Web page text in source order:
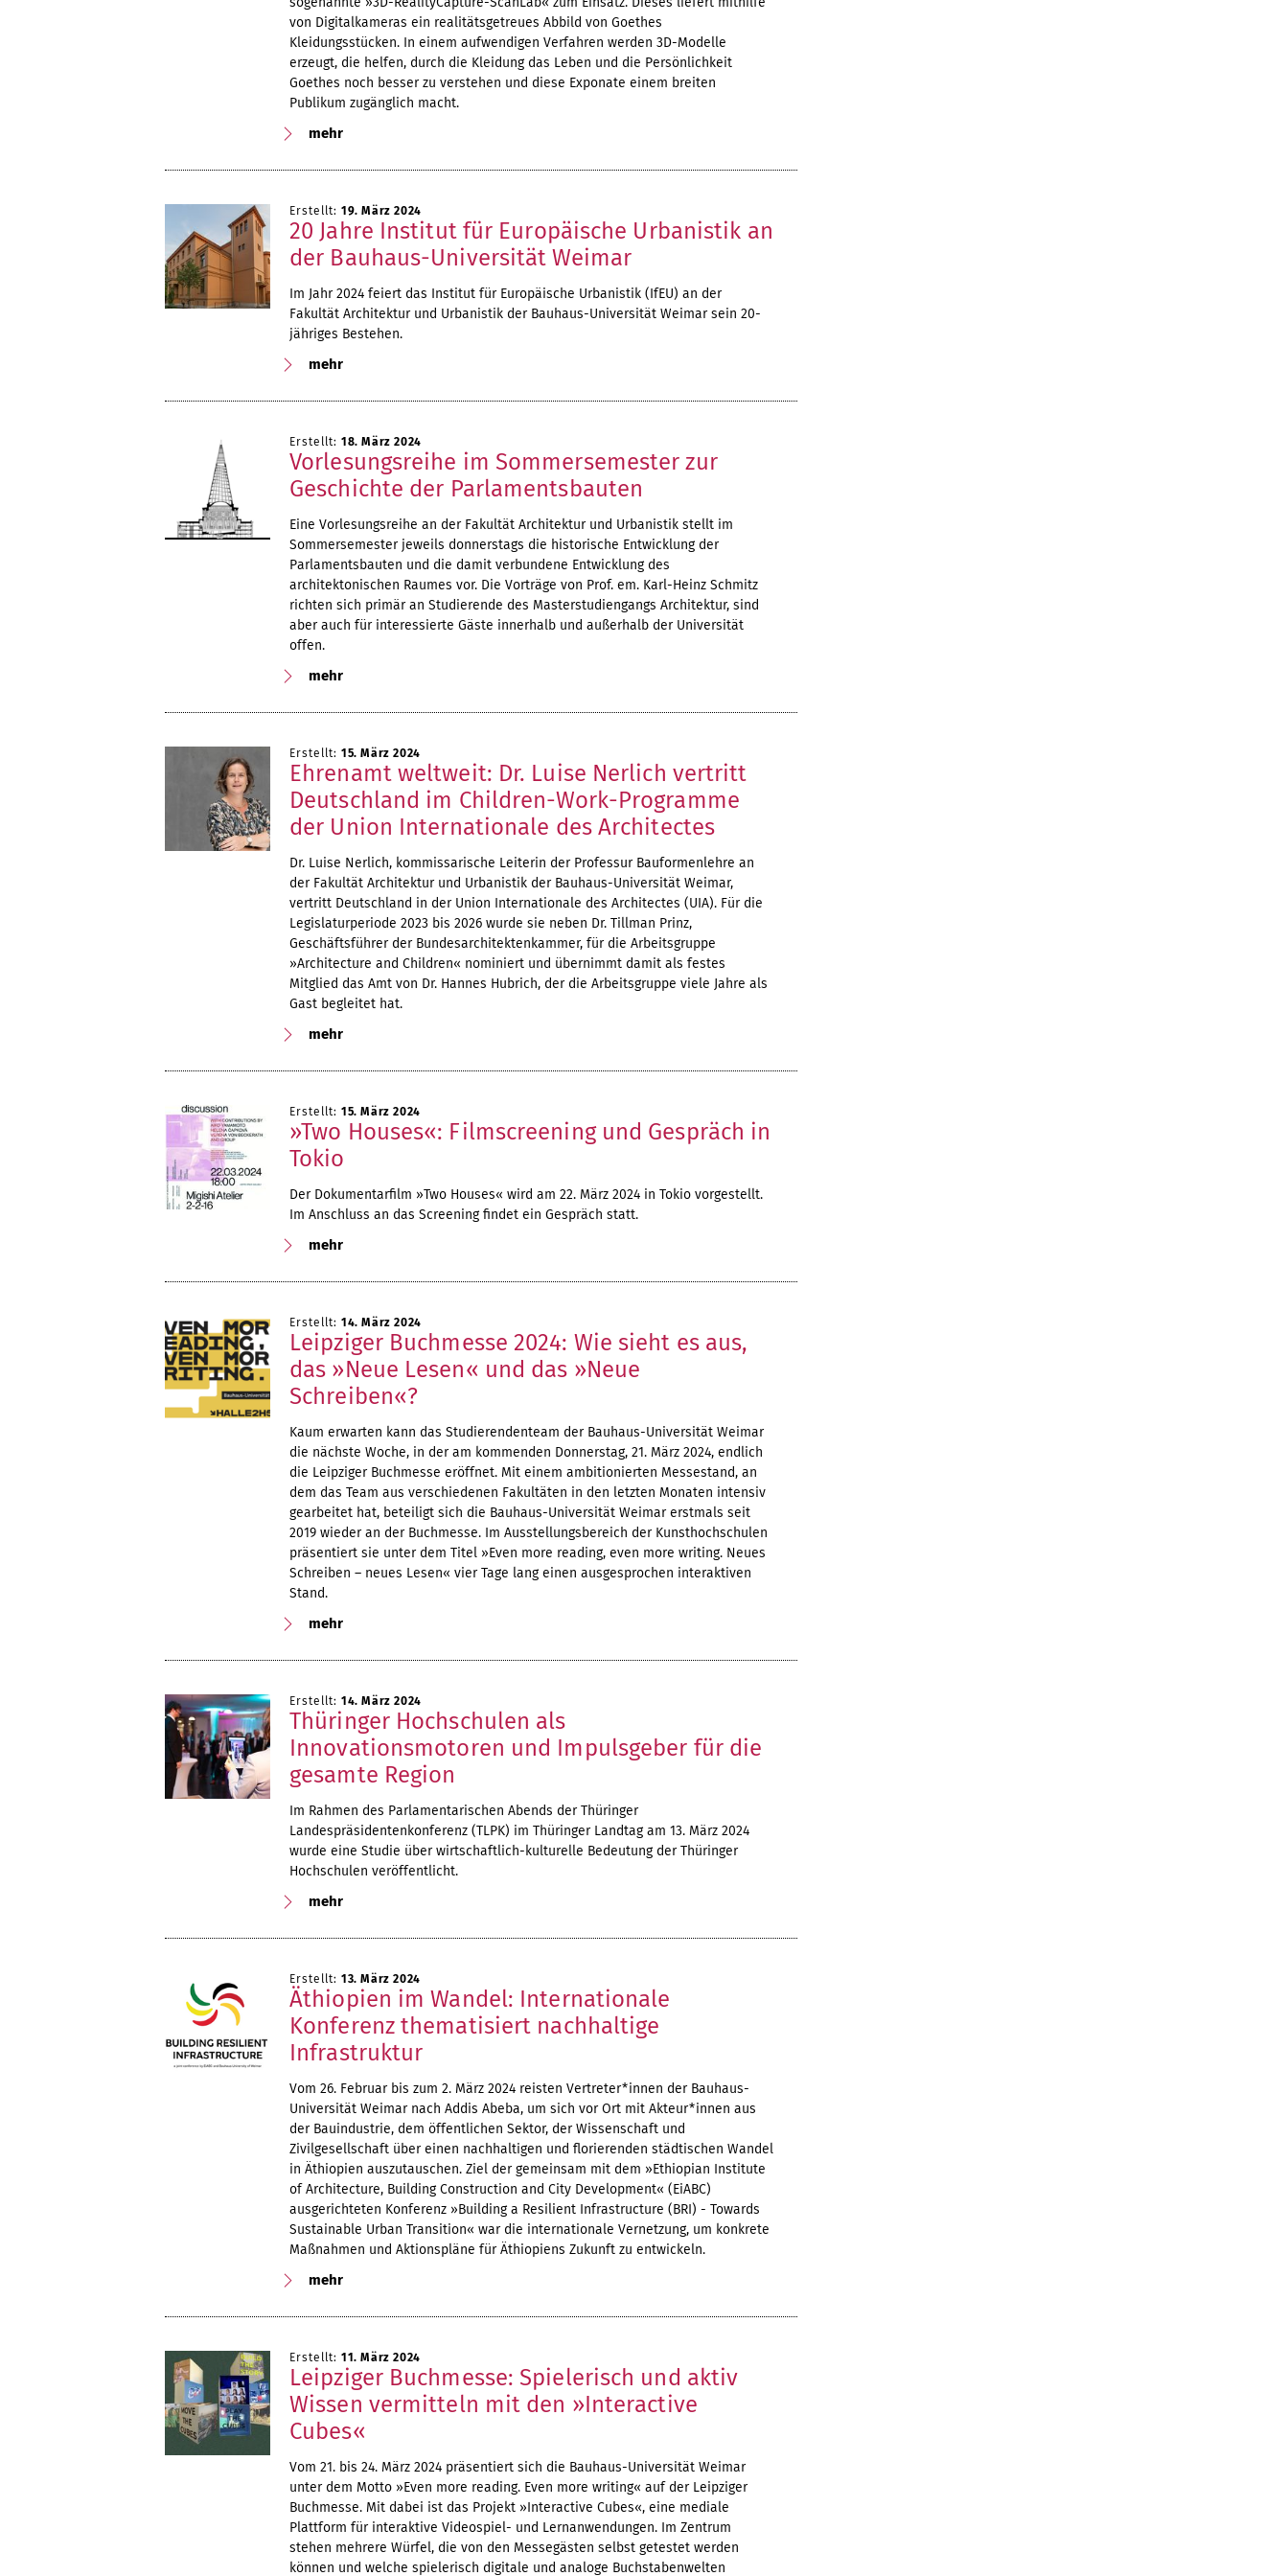
von Digitalkameras ein realitätsgetreues Abbild von Goethes
Kleidungsstücken. In einem aufwendigen Verfahren werden 3D-Modelle
erzeugt, die helfen, durch die Kleidung das Leben und die Persönlichkeit
Goethes noch besser zu verstehen und diese Exponate einem breiten
Publikum zugänglich macht.
mehr
Erstellt: 19. März 2024
20 Jahre Institut für Europäische Urbanistik an
der Bauhaus-Universität Weimar
Im Jahr 2024 feiert das Institut für Europäische Urbanistik (IfEU) an der
Fakultät Architektur und Urbanistik der Bauhaus-Universität Weimar sein 20-
jähriges Bestehen.
mehr
Erstellt: 18. März 2024
Vorlesungsreihe im Sommersemester zur
Geschichte der Parlamentsbauten
Eine Vorlesungsreihe an der Fakultät Architektur und Urbanistik stellt im
Sommersemester jeweils donnerstags die historische Entwicklung der
Parlamentsbauten und die damit verbundene Entwicklung des
architektonischen Raumes vor. Die Vorträge von Prof. em. Karl-Heinz Schmitz
richten sich primär an Studierende des Masterstudiengangs Architektur, sind
aber auch für interessierte Gäste innerhalb und außerhalb der Universität
offen.
mehr
Erstellt: 15. März 2024
Ehrenamt weltweit: Dr. Luise Nerlich vertritt
Deutschland im Children-Work-Programme
der Union Internationale des Architectes
Dr. Luise Nerlich, kommissarische Leiterin der Professur Bauformenlehre an
der Fakultät Architektur und Urbanistik der Bauhaus-Universität Weimar,
vertritt Deutschland in der Union Internationale des Architectes (UIA). Für die
Legislaturperiode 2023 bis 2026 wurde sie neben Dr. Tillman Prinz,
Geschäftsführer der Bundesarchitektenkammer, für die Arbeitsgruppe
»Architecture and Children« nominiert und übernimmt damit als festes
Mitglied das Amt von Dr. Hannes Hubrich, der die Arbeitsgruppe viele Jahre als
Gast begleitet hat.
mehr
Erstellt: 15. März 2024
»Two Houses«: Filmscreening und Gespräch in
Tokio
Der Dokumentarfilm »Two Houses« wird am 22. März 2024 in Tokio vorgestellt.
Im Anschluss an das Screening findet ein Gespräch statt.
mehr
Erstellt: 14. März 2024
Leipziger Buchmesse 2024: Wie sieht es aus,
das »Neue Lesen« und das »Neue
Schreiben«?
Kaum erwarten kann das Studierendenteam der Bauhaus-Universität Weimar
die nächste Woche, in der am kommenden Donnerstag, 21. März 2024, endlich
die Leipziger Buchmesse eröffnet. Mit einem ambitionierten Messestand, an
dem das Team aus verschiedenen Fakultäten in den letzten Monaten intensiv
gearbeitet hat, beteiligt sich die Bauhaus-Universität Weimar erstmals seit
2019 wieder an der Buchmesse. Im Ausstellungsbereich der Kunsthochschulen
präsentiert sie unter dem Titel »Even more reading, even more writing. Neues
Schreiben – neues Lesen« vier Tage lang einen ausgesprochen interaktiven
Stand.
mehr
Erstellt: 14. März 2024
Thüringer Hochschulen als
Innovationsmotoren und Impulsgeber für die
gesamte Region
Im Rahmen des Parlamentarischen Abends der Thüringer
Landespräsidentenkonferenz (TLPK) im Thüringer Landtag am 13. März 2024
wurde eine Studie über wirtschaftlich-kulturelle Bedeutung der Thüringer
Hochschulen veröffentlicht.
mehr
Erstellt: 13. März 2024
Äthiopien im Wandel: Internationale
Konferenz thematisiert nachhaltige
Infrastruktur
Vom 26. Februar bis zum 2. März 2024 reisten Vertreter*innen der Bauhaus-
Universität Weimar nach Addis Abeba, um sich vor Ort mit Akteur*innen aus
der Bauindustrie, dem öffentlichen Sektor, der Wissenschaft und
Zivilgesellschaft über einen nachhaltigen und florierenden städtischen Wandel
in Äthiopien auszutauschen. Ziel der gemeinsam mit dem »Ethiopian Institute
of Architecture, Building Construction and City Development« (EiABC)
ausgerichteten Konferenz »Building a Resilient Infrastructure (BRI) - Towards
Sustainable Urban Transition« war die internationale Vernetzung, um konkrete
Maßnahmen und Aktionspläne für Äthiopiens Zukunft zu entwickeln.
mehr
Erstellt: 11. März 2024
Leipziger Buchmesse: Spielerisch und aktiv
Wissen vermitteln mit den »Interactive
Cubes«
Vom 21. bis 24. März 2024 präsentiert sich die Bauhaus-Universität Weimar
unter dem Motto »Even more reading. Even more writing« auf der Leipziger
Buchmesse. Mit dabei ist das Projekt »Interactive Cubes«, eine mediale
Plattform für interaktive Videospiel- und Lernanwendungen. Im Zentrum
stehen mehrere Würfel, die von den Messegästen selbst getestet werden
können und welche spielerisch digitale und analoge Buchstabenwelten